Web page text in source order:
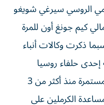
الروسي سيرغي شويغو
كيم جونغ أون للمرة
ذكرت وكالات أنباء
حلفاء روسيا
الرئيسيين خلال حرب أوكرانيا المستمرة منذ أكثر من 3
الكرملين على